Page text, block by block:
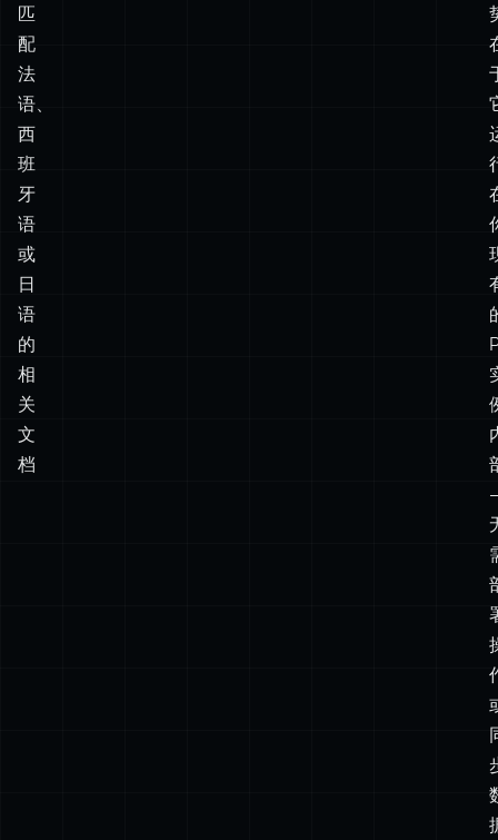
文
查
询
可
以
匹
配
法
语、
西
班
牙
语
或
日
语